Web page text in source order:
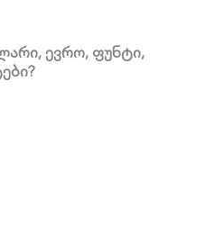
ევრო, ფუნტი,